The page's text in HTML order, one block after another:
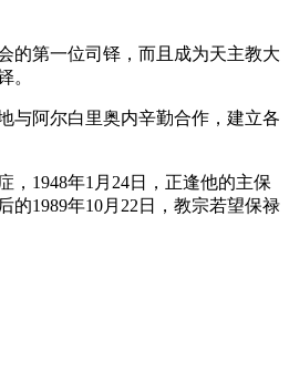
的第一位司铎，而且成为天主教大
。
与阿尔白里奥内辛勤合作，建立各
，1948年1月24日，正逢他的主保
的1989年10月22日，教宗若望保禄